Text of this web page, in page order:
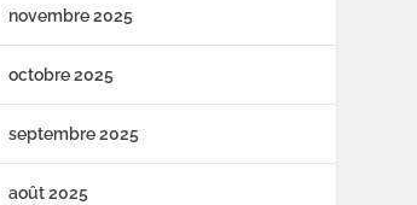
novembre 2025
octobre 2025
septembre 2025
août 2025